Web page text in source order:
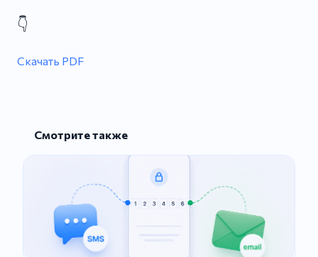
👇
Скачать PDF
Смотрите также